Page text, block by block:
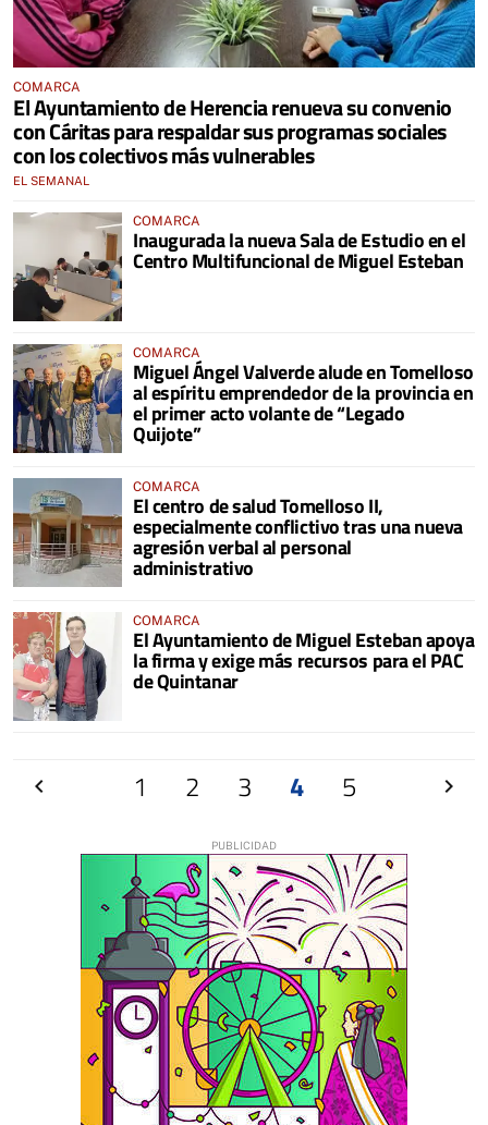
COMARCA
El Ayuntamiento de Herencia renueva su convenio
con Cáritas para respaldar sus programas sociales
con los colectivos más vulnerables
EL SEMANAL
COMARCA
Inaugurada la nueva Sala de Estudio en el
Centro Multifuncional de Miguel Esteban
COMARCA
Miguel Ángel Valverde alude en Tomelloso
al espíritu emprendedor de la provincia en
el primer acto volante de “Legado
Quijote”
COMARCA
El centro de salud Tomelloso II,
especialmente conflictivo tras una nueva
agresión verbal al personal
administrativo
COMARCA
El Ayuntamiento de Miguel Esteban apoya
la firma y exige más recursos para el PAC
de Quintanar
1 2 3 4 5